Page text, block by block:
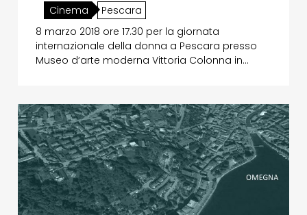
Cinema
Pescara
8 marzo 2018 ore 17.30 per la giornata
internazionale della donna a Pescara presso
Museo d’arte moderna Vittoria Colonna in…